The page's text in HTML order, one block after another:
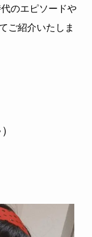
のエピソードや
ご紹介いたしま